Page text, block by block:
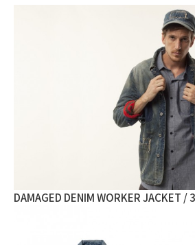
DAMAGED DENIM WORKER JACKET